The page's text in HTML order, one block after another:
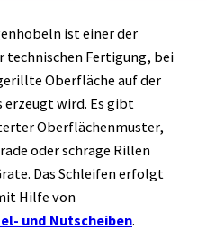
ist einer der
Fertigung, bei
Oberfläche auf der
erzeugt wird. Es gibt
Oberflächenmuster,
oder schräge Rillen
Das Schleifen erfolgt
Hilfe von
und Nutscheiben.